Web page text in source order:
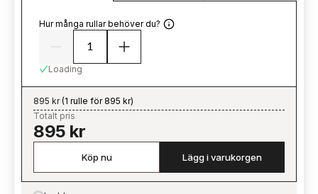
Hur många rullar behöver du?
Loading
895 kr(1 rulle för 895 kr)
Totalt pris
895 kr
Köp nu Lägg i varukorgen